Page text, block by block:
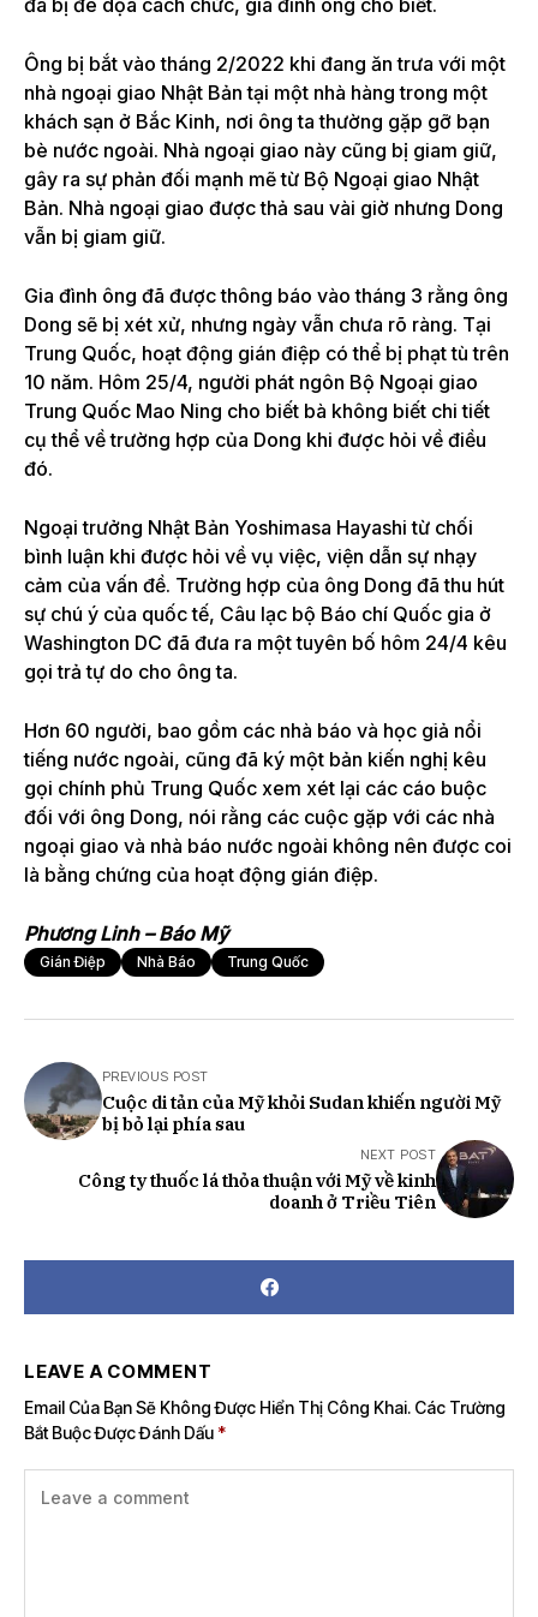
Ông bị bắt vào tháng 2/2022 khi đang ăn trưa với một
nhà ngoại giao Nhật Bản tại một nhà hàng trong một
khách sạn ở Bắc Kinh, nơi ông ta thường gặp gỡ bạn
bè nước ngoài. Nhà ngoại giao này cũng bị giam giữ,
gây ra sự phản đối mạnh mẽ từ Bộ Ngoại giao Nhật
Bản. Nhà ngoại giao được thả sau vài giờ nhưng Dong
vẫn bị giam giữ.
Gia đình ông đã được thông báo vào tháng 3 rằng ông
Dong sẽ bị xét xử, nhưng ngày vẫn chưa rõ ràng. Tại
Trung Quốc, hoạt động gián điệp có thể bị phạt tù trên
10 năm. Hôm 25/4, người phát ngôn Bộ Ngoại giao
Trung Quốc Mao Ning cho biết bà không biết chi tiết
cụ thể về trường hợp của Dong khi được hỏi về điều
đó.
Ngoại trưởng Nhật Bản Yoshimasa Hayashi từ chối
bình luận khi được hỏi về vụ việc, viện dẫn sự nhạy
cảm của vấn đề. Trường hợp của ông Dong đã thu hút
sự chú ý của quốc tế, Câu lạc bộ Báo chí Quốc gia ở
Washington DC đã đưa ra một tuyên bố hôm 24/4 kêu
gọi trả tự do cho ông ta.
Hơn 60 người, bao gồm các nhà báo và học giả nổi
tiếng nước ngoài, cũng đã ký một bản kiến ​​nghị kêu
gọi chính phủ Trung Quốc xem xét lại các cáo buộc
đối với ông Dong, nói rằng các cuộc gặp với các nhà
ngoại giao và nhà báo nước ngoài không nên được coi
là bằng chứng của hoạt động gián điệp.
Phương Linh – Báo Mỹ
Gián Điệp Nhà Báo Trung Quốc
PREVIOUS POST
Cuộc di tản của Mỹ khỏi Sudan khiến người Mỹ
bị bỏ lại phía sau
NEXT POST
Công ty thuốc lá thỏa thuận với Mỹ về kinh
doanh ở Triều Tiên
LEAVE A COMMENT
Email Của Bạn Sẽ Không Được Hiển Thị Công Khai. Các Trường
Bắt Buộc Được Đánh Dấu *